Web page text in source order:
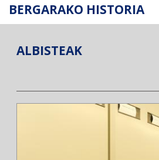
BERGARAKO HISTORIA
ALBISTEAK